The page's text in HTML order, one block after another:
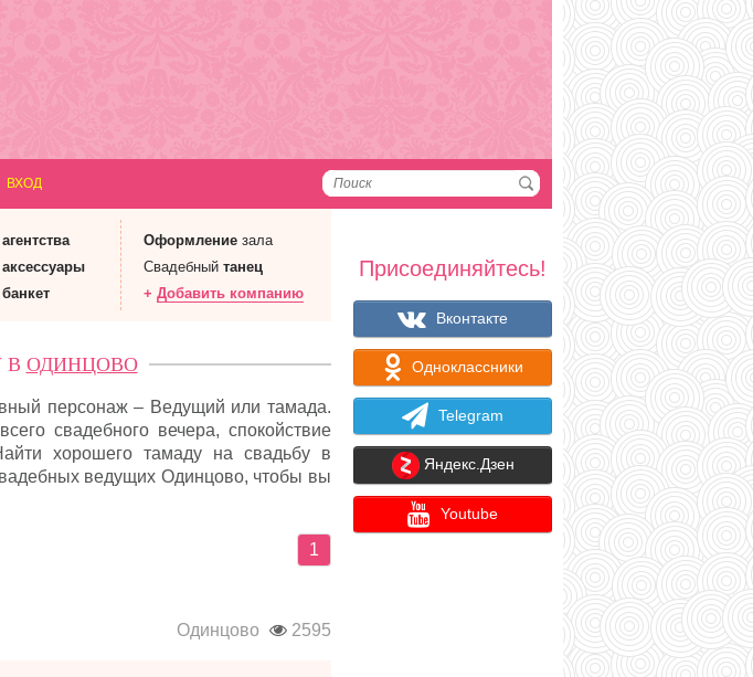
ВХОД
агентства
аксессуары
банкет
Оформление зала
Свадебный танец
+ Добавить компанию
В ОДИНЦОВО
персонаж – Ведущий или тамада.
свадебного вечера, спокойствие
хорошего тамаду на свадьбу в
ведущих Одинцово, чтобы вы
1
Одинцово 2595
Присоединяйтесь!
Вконтакте
Одноклассники
Telegram
Яндекс.Дзен
Youtube